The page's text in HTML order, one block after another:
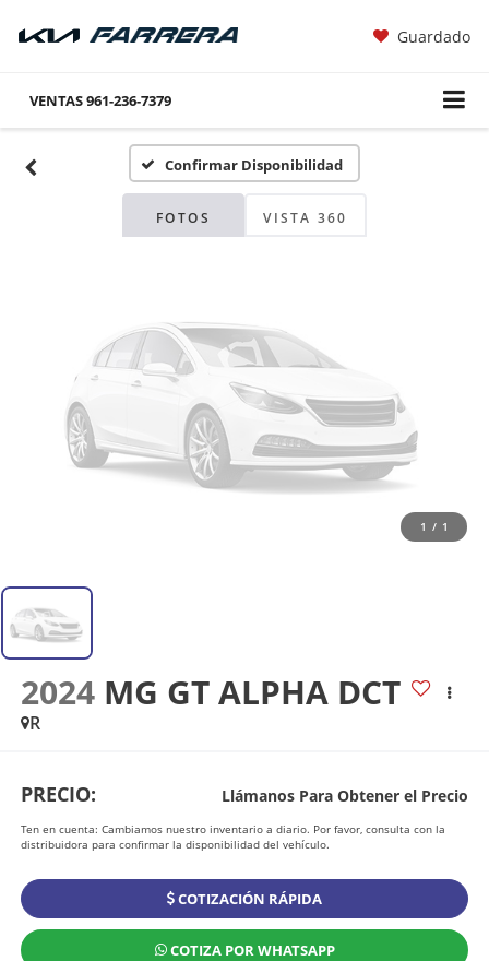
Guardado
VENTAS961-236-7379
Confirmar Disponibilidad
FOTOS VISTA 360
Fotos No
Disponibles
Por favor, revise luego
1 / 1
2024 MG GT ALPHA DCT
R
PRECIO: Llámanos Para Obtener el Precio
Ten en cuenta: Cambiamos nuestro inventario a diario. Por favor, consulta con la
distribuidora para confirmar la disponibilidad del vehículo.
COTIZACIÓN RÁPIDA
COTIZA POR WHATSAPP